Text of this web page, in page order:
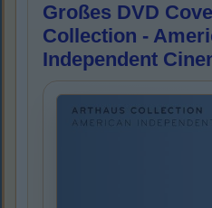
Großes DVD
Collection -
Independent